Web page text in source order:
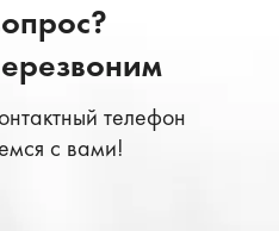
телефон
с вами!